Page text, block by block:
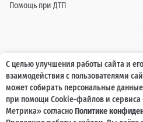
Помощь при ДТП
Информация о технических
гамме и стоимости автомобилей, а также
их проведения, указанных на сайте
характер и ни при каких условиях не
определяемой положениями пунктом 2
Российской Федерации. Для получения
специалистам
С целью улучшения работы сайта и его
взаимодействия с пользователями
может собирать персональные
при помощи Cookie-файлов и сервиса
Метрика» согласноПолитике